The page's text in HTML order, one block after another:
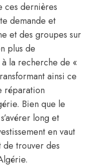
ces dernières
demande et
et des groupes sur
plus de
la recherche de «
ainsi ce
réparation
Bien que le
long et
en vaut
de trouver des